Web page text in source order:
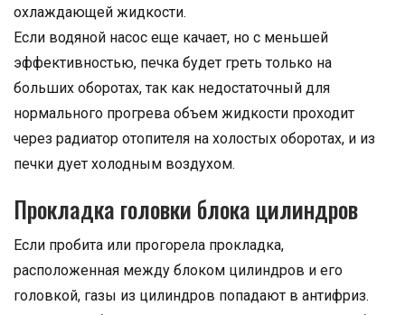
охлаждающей жидкости.
Если водяной насос еще качает, но с меньшей
эффективностью, печка будет греть только на
больших оборотах, так как недостаточный для
нормального прогрева объем жидкости проходит
через радиатор отопителя на холостых оборотах, и из
печки дует холодным воздухом.
Прокладка головки блока цилиндров
Если пробита или прогорела прокладка,
расположенная между блоком цилиндров и его
головкой, газы из цилиндров попадают в антифриз.